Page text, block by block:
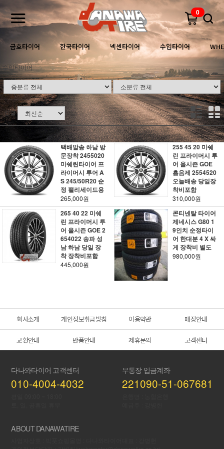
0
금호타이어 한국타이어 넥센타이어 수입타이어
수입타이어
정렬
택배발송 하남 방
문장착 2455020
미쉐린타이어 프
라이머시 투어 A
S 245/50R20 순
정 팰리세이드용
265,000원
255 45 20 미쉐
린 프라이머시 투
어 올시즌 GOE
흡음제 2554520
오늘배송 당일장
착비포함
310,000원
265 40 22 미쉐
린 프라이머시 투
어 올시즌 GOE 2
654022 송파 성
남 하남 당일 장
착 장착비포함
445,000원
콘티넨탈 타이어
제네시스 G80 1
9인치 순정타이
어 한대분 4 X 싸
게 장착비 별도
980,000원
회사소개 개인정보취급방침 이용약관 매장안내
교환안내 반품안내 제휴문의 고객센터
다나와타이어 고객센터
010-4004-4032
무통장 입금계좌
221090-51-067681
ABOUT DANAWATIRE